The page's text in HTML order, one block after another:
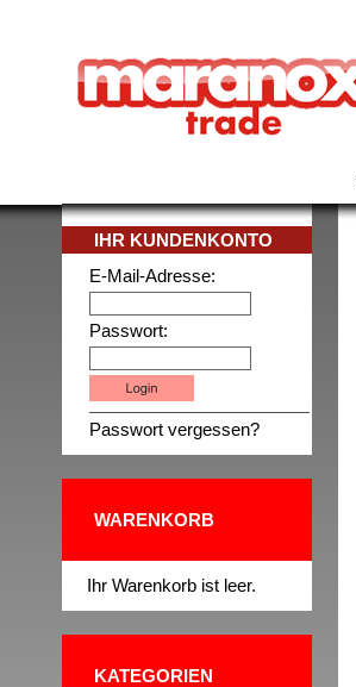
IHR KUNDENKONTO
E-Mail-Adresse:
Passwort:
Passwort vergessen?
WARENKORB
Ihr Warenkorb ist leer.
KATEGORIEN